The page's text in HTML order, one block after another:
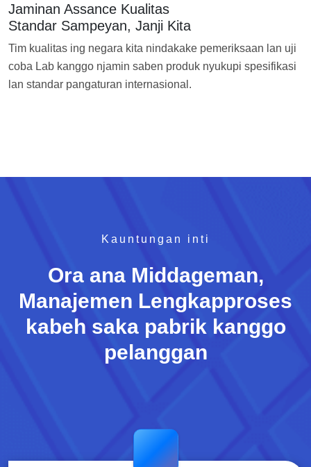
Jaminan Assance Kualitas
Standar Sampeyan, Janji Kita
Tim kualitas ing negara kita nindakake pemeriksaan lan uji
coba Lab kanggo njamin saben produk nyukupi spesifikasi
lan standar pangaturan internasional.
Kauntungan inti
Ora ana Middageman,
Manajemen Lengkapproses
kabeh saka pabrik kanggo
pelanggan